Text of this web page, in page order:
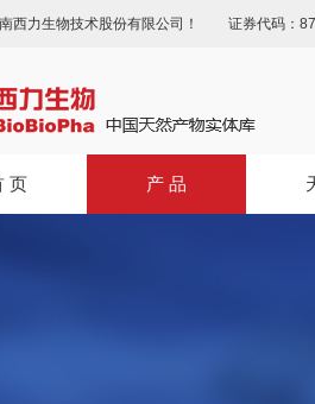
西力生物技术股份有限公司！ 证券代码：
页 产 品